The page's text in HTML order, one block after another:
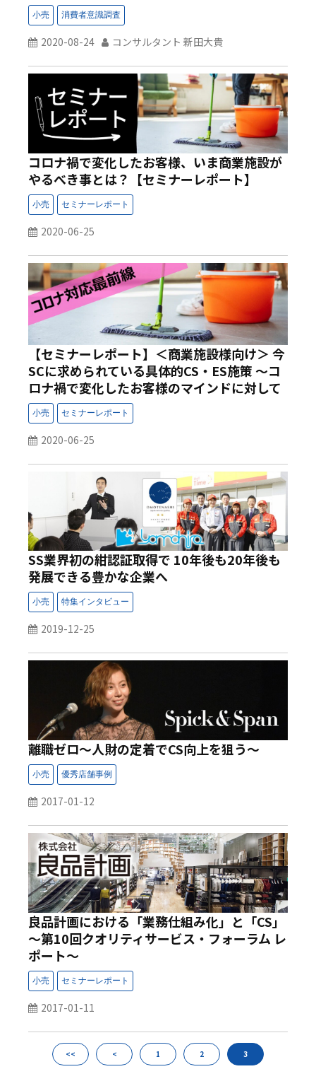
2020-08-24 コンサルタント 新田大貴
コロナ禍で変化したお客様、いま商業施設が
やるべき事とは？【セミナーレポート】
2020-06-25
【セミナーレポート】＜商業施設様向け＞ 今
SCに求められている具体的CS・ES施策 ～コ
ロナ禍で変化したお客様のマインドに対して
いまSCがやるべきこと、やるべきスタッフ教
育とは～
2020-06-25
SS業界初の紺認証取得で 10年後も20年後も
発展できる豊かな企業へ
2019-12-25
離職ゼロ～人財の定着でCS向上を狙う～
2017-01-12
良品計画における「業務仕組み化」と「CS」
～第10回クオリティサービス・フォーラム レ
ポート～
2017-01-11
<< < 1 2 3